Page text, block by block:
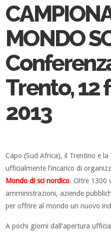
MONDO
Trento, 12
2013
Capo (Sud Africa), il Trentino e la
ufficialmente l’incarico di
Mondo di sci nordico. Oltre 1300
amministrazioni, aziende
per offrire al mondo un nuovo
A pochi giorni dall’apertura